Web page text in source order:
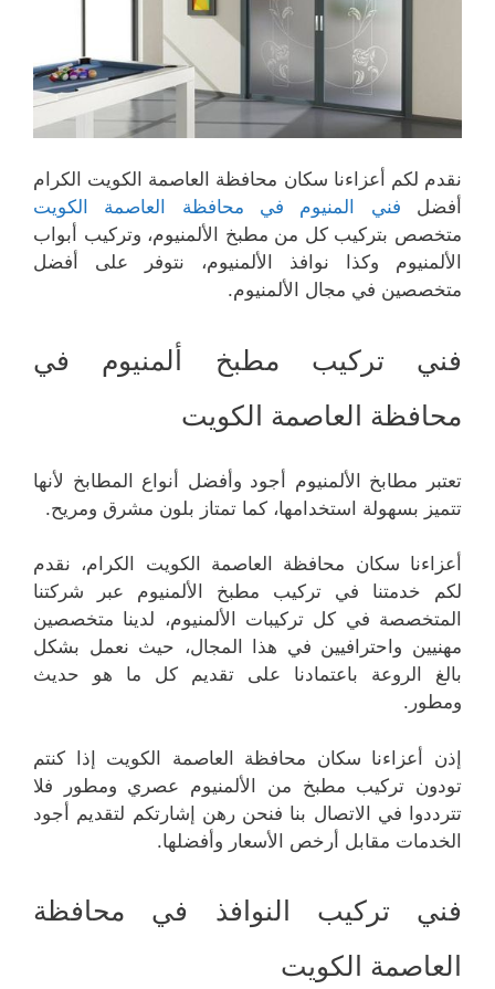
نقدم لكم أعزاءنا سكان محافظة العاصمة الكويت الكرام
أفضل فني المنيوم في محافظة العاصمة الكويت
متخصص بتركيب كل من مطبخ الألمنيوم، وتركيب أبواب
الألمنيوم وكذا نوافذ الألمنيوم، نتوفر على أفضل
متخصصين في مجال الألمنيوم.
فني تركيب مطبخ ألمنيوم في
محافظة العاصمة الكويت
تعتبر مطابخ الألمنيوم أجود وأفضل أنواع المطابخ لأنها
تتميز بسهولة استخدامها، كما تمتاز بلون مشرق ومريح.
أعزاءنا سكان محافظة العاصمة الكويت الكرام، نقدم
لكم خدمتنا في تركيب مطبخ الألمنيوم عبر شركتنا
المتخصصة في كل تركيبات الألمنيوم، لدينا متخصصين
مهنيين واحترافيين في هذا المجال، حيث نعمل بشكل
بالغ الروعة باعتمادنا على تقديم كل ما هو حديث
ومطور.
إذن أعزاءنا سكان محافظة العاصمة الكويت إذا كنتم
تودون تركيب مطبخ من الألمنيوم عصري ومطور فلا
تترددوا في الاتصال بنا فنحن رهن إشارتكم لتقديم أجود
الخدمات مقابل أرخص الأسعار وأفضلها.
فني تركيب النوافذ في محافظة
العاصمة الكويت